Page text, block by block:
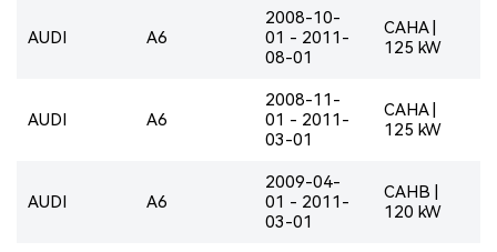
AUDI A6
2008-10-
01 - 2011-
08-01
CAHA |
125 kW
AUDI A6
2008-11-
01 - 2011-
03-01
CAHA |
125 kW
AUDI A6
2009-04-
01 - 2011-
03-01
CAHB |
120 kW